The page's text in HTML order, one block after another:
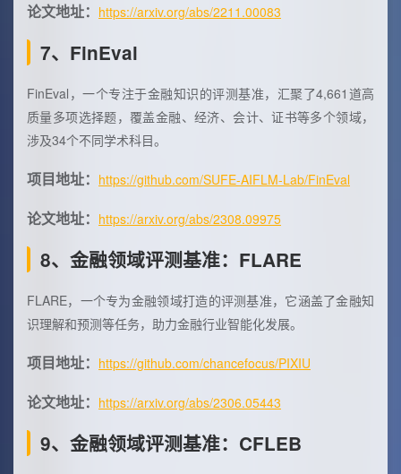
论文地址： https://arxiv.org/abs/2211.00083
7、FinEval
FinEval，一个专注于金融知识的评测基准，汇聚了4,661道高
质量多项选择题，覆盖金融、经济、会计、证书等多个领域，
涉及34个不同学术科目。
项目地址： https://github.com/SUFE-AIFLM-Lab/FinEval
论文地址： https://arxiv.org/abs/2308.09975
8、金融领域评测基准：FLARE
FLARE，一个专为金融领域打造的评测基准，它涵盖了金融知
识理解和预测等任务，助力金融行业智能化发展。
项目地址： https://github.com/chancefocus/PIXIU
论文地址： https://arxiv.org/abs/2306.05443
9、金融领域评测基准：CFLEB